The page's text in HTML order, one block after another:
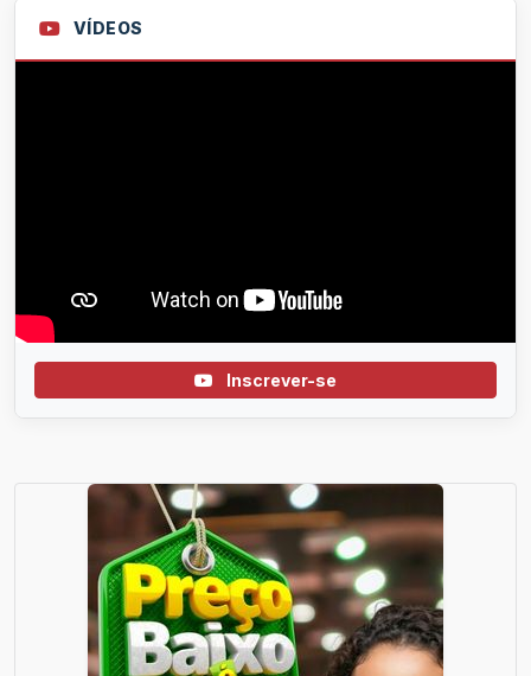
VÍDEOS
Inscrever-se